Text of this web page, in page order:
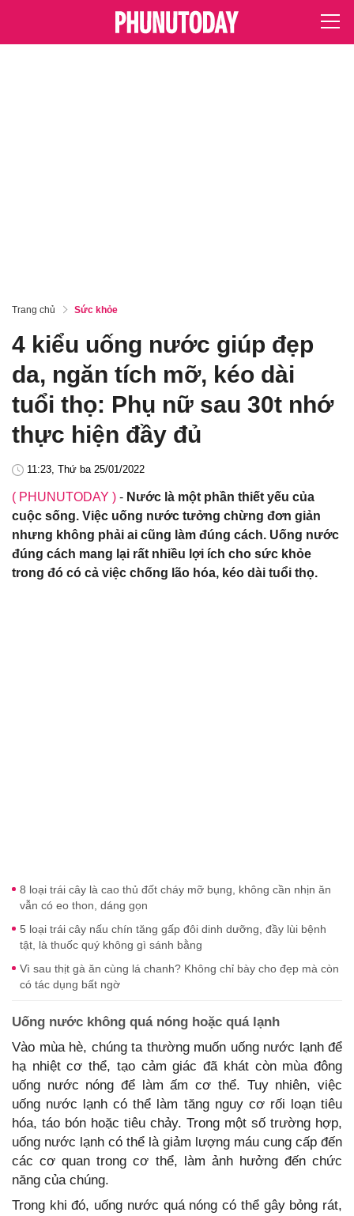
Trang chủ Sức khỏe
4 kiểu uống nước giúp đẹp
da, ngăn tích mỡ, kéo dài
tuổi thọ: Phụ nữ sau 30t nhớ
thực hiện đầy đủ
11:23, Thứ ba 25/01/2022
( PHUNUTODAY ) - Nước là một phần thiết yếu của
cuộc sống. Việc uống nước tưởng chừng đơn giản
nhưng không phải ai cũng làm đúng cách. Uống nước
đúng cách mang lại rất nhiều lợi ích cho sức khỏe
trong đó có cả việc chống lão hóa, kéo dài tuổi thọ.
8 loại trái cây là cao thủ đốt cháy mỡ bụng, không cần nhịn ăn
vẫn có eo thon, dáng gọn
5 loại trái cây nấu chín tăng gấp đôi dinh dưỡng, đầy lùi bệnh
tật, là thuốc quý không gì sánh bằng
Vì sau thịt gà ăn cùng lá chanh? Không chỉ bày cho đẹp mà còn
có tác dụng bất ngờ
Uống nước không quá nóng hoặc quá lạnh
Vào mùa hè, chúng ta thường muốn uống nước lạnh để
hạ nhiệt cơ thể, tạo cảm giác đã khát còn mùa đông
uống nước nóng để làm ấm cơ thể. Tuy nhiên, việc
uống nước lạnh có thể làm tăng nguy cơ rối loạn tiêu
hóa, táo bón hoặc tiêu chảy. Trong một số trường hợp,
uống nước lạnh có thể là giảm lượng máu cung cấp đến
các cơ quan trong cơ thể, làm ảnh hưởng đến chức
năng của chúng.
Trong khi đó, uống nước quá nóng có thể gây bỏng rát,